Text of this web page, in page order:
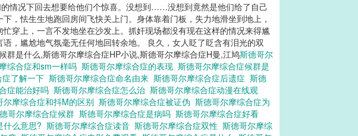
情况下回去想要给他们个惊喜。没想到……没想到竟然是他们给了自己
，怯生生地跑回房间飞快关上门。身体靠着门板，失力地滑坐到地上，
穿上，一言不发地坐在沙发上。抓奸现场都没有现在这样的情况来得尴
，尴尬地气氛毫无任何地回转余地。 良久，女人眨了眨含有泪光的双
群是什么,斯德哥尔摩综合症HP小说,斯德哥尔摩综合症H曼,江鸠斯德哥尔
综合症和sm一样吗 斯德哥尔摩综合症的表现 斯德哥尔摩综合症候群是
了解一下 斯德哥尔摩综合症命名由来 斯德哥尔摩综合症后遗症 斯德
症能治好吗 斯德哥尔摩综合症怎么治 斯德哥尔摩综合症动漫在线观
尔摩综合症和抖M的区别 斯德哥尔摩综合症被证伪 斯德哥尔摩综合症为
哥尔摩综合症候群 斯德哥尔摩综合症是病吗 斯德哥尔摩综合症好看
什么意思? 斯德哥尔摩综合症读音 斯德哥尔摩综合症双性 斯德哥尔摩综